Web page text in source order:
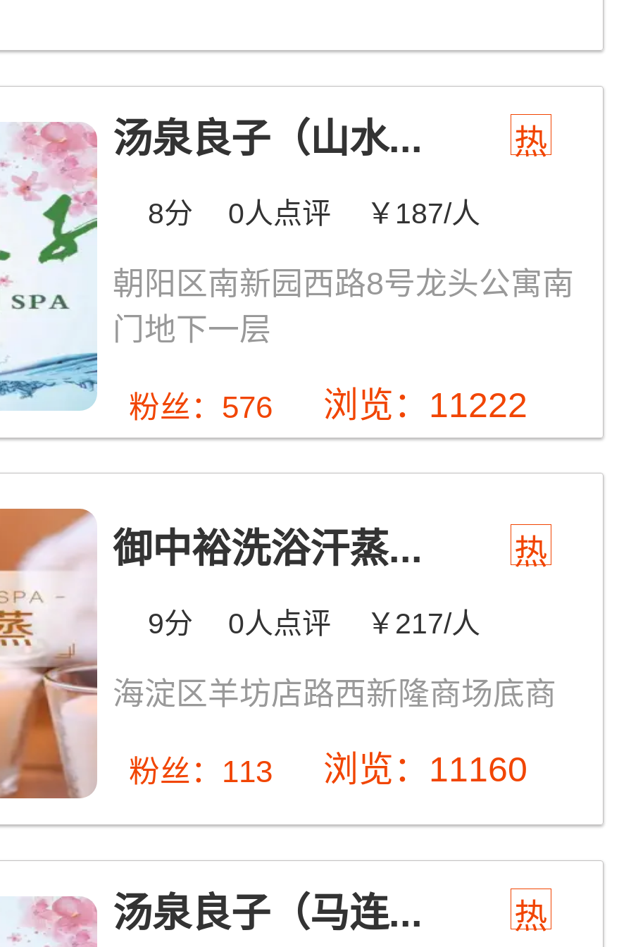
汤泉良子（山水... 热
8分 0人点评 ￥187/人
朝阳区南新园西路8号龙头公寓南
门地下一层
粉丝：576 浏览：11222
御中裕洗浴汗蒸... 热
9分 0人点评 ￥217/人
海淀区羊坊店路西新隆商场底商
粉丝：113 浏览：11160
汤泉良子（马连... 热